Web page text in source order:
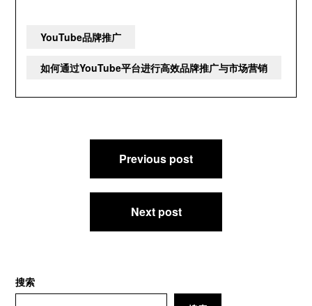
YouTube品牌推广
如何通过YouTube平台进行高效品牌推广与市场营销
Previous post
Next post
搜索